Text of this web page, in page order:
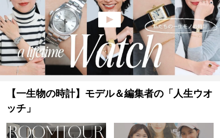
【一生物の時計】モデル＆編集者の「人生ウオ
ッチ」